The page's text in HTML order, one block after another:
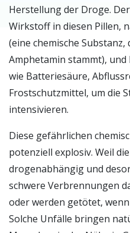
Herstellung der Droge.
Wirkstoff in diesen Pillen,
(eine chemische Substanz,
Amphetamin stammt),
wie Batteriesäure,
Frostschutzmittel, um die
intensivieren.
Diese gefährlichen
potenziell explosiv. Weil
drogenabhängig und
schwere Verbrennungen
oder werden getötet,
Solche Unfälle bringen